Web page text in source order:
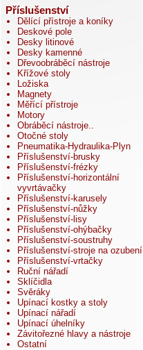
Příslušenství
Dělící přístroje a koníky
Deskové pole
Desky litinové
Desky kamenné
Dřevoobráběcí nástroje
Křížové stoly
Ložiska
Magnety
Měřící přístroje
Motory
Obráběcí nástroje..
Otočné stoly
Pneumatika-Hydraulika-Plyn
Příslušenství-brusky
Příslušenství-frézky
Příslušenství-horizontální
vyvrtávačky
Příslušenství-karusely
Příslušenství-nůžky
Příslušenství-lisy
Příslušenství-ohýbačky
Příslušenství-soustruhy
Příslušenství-stroje na ozubení
Příslušenství-vrtačky
Ruční nářadí
Sklíčidla
Svěráky
Upínací kostky a stoly
Upínací nářadí
Upínací úhelníky
Závitořezné hlavy a nástroje
Ostatní